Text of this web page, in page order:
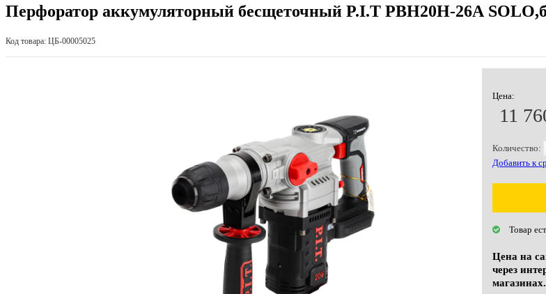
Перфоратор аккумуляторный бесщеточный P.I.T РВН20H-26А
Код товара: ЦБ-00005025
Цена:
11
Количество:
Добавить к
Товар
Цена на
через
магазинах.